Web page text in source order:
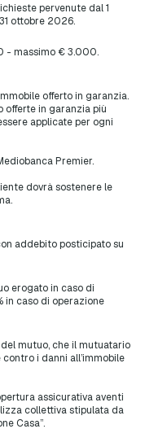
pervenute dal 1
ottobre 2026.
- massimo € 3.000.
offerto in garanzia.
offerte in garanzia più
applicate per ogni
Premier.
dovrà sostenere le
addebito posticipato su
erogato in caso di
in caso di operazione
mutuo, che il mutuatario
i danni all’immobile
assicurativa aventi
collettiva stipulata da
Casa”.